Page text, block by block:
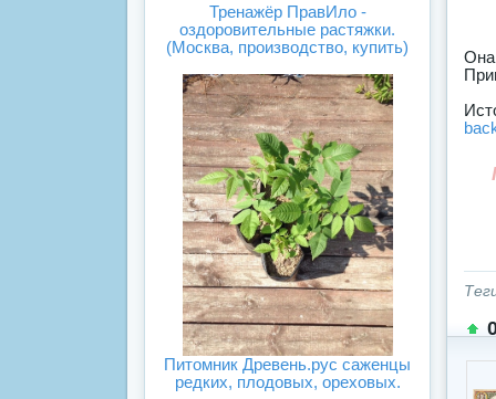
Она
Тренажёр ПравИло -
оздоровительные растяжки.
(Москва, производство, купить)
Питомник Древень.рус саженцы
редких, плодовых, ореховых.